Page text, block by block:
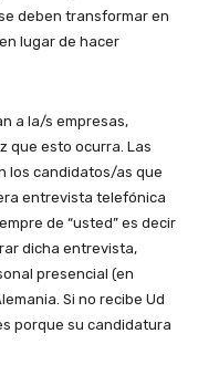
deben transformar en
lugar de hacer
a la/s empresas,
que esto ocurra. Las
los candidatos/as que
entrevista telefónica
de “usted” es decir
dicha entrevista,
presencial (en
Si no recibe Ud
porque su candidatura